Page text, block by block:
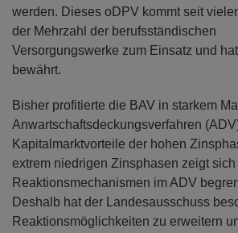
werden. Dieses oDPV kommt seit
der Mehrzahl der berufsständischen
Versorgungswerke zum Einsatz und
bewährt.
Bisher profitierte die BAV in starkem
Anwartschaftsdeckungsverfahren
Kapitalmarktvorteile der hohen
extrem niedrigen Zinsphasen zeigt sich
Reaktionsmechanismen im ADV
Deshalb hat der Landesausschuss
Reaktionsmöglichkeiten zu erweitern